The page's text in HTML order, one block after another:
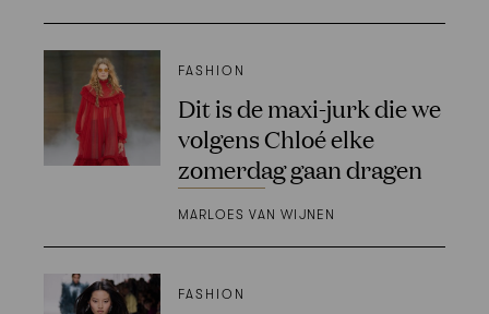
FASHION
Dit is de maxi-jurk die we
volgens Chloé elke
zomerdag gaan dragen
MARLOES VAN WIJNEN
FASHION